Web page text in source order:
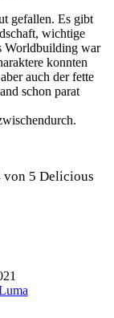
gefallen. Es gibt
wichtige
Worldbuilding war
konnten
auch der fette
schon parat
von 5 Delicious